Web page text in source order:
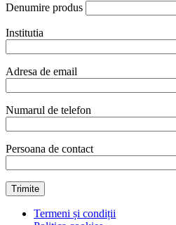
Denumire produs
Institutia
Adresa de email
Numarul de telefon
Persoana de contact
Termeni și condiții